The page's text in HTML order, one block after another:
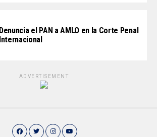
Denuncia el PAN a AMLO en la Corte Penal
Internacional
ADVERTISEMENT